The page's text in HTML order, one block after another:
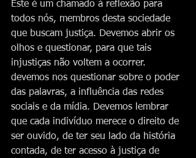
Este é um chamado à reflexão para
todos nós, membros desta sociedade
que buscam justiça. Devemos abrir os
olhos e questionar, para que tais
injustiças não voltem a ocorrer.
devemos nos questionar sobre o poder
das palavras, a influência das redes
sociais e da mídia. Devemos lembrar
que cada indivíduo merece o direito de
ser ouvido, de ter seu lado da história
contada, de ter acesso à justiça de